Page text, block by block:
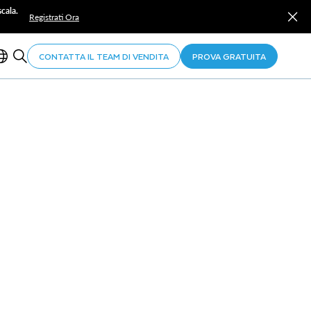
Registrati Ora
CONTATTA IL TEAM DI VENDITA PROVA GRATUITA